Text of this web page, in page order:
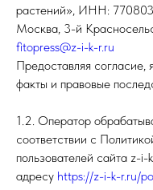
растений», ИНН:
Москва, 3-й
fitopress@z-i-k-r.ru
Предоставляя
факты и правовые
1.2. Оператор
соответствии с
пользователей сайта z-
адресу https://z-i-k-r.ru/